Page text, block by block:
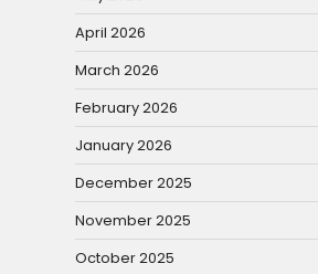
April 2026
March 2026
February 2026
January 2026
December 2025
November 2025
October 2025